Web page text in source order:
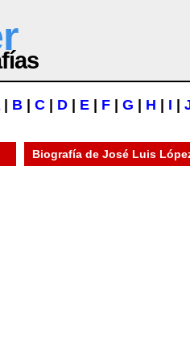
| B C D E F G H I
Biografía de José Luis